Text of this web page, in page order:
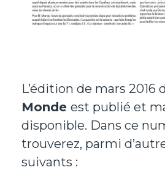
L’édition de mars 2016
Monde est publié et
disponible. Dans ce
trouverez, parmi
suivants :